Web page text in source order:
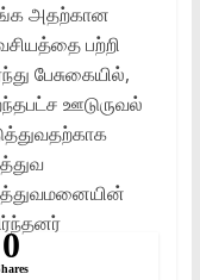
அதற்கான
பற்றி
பேசுகையில்,
ஊடுருவல்
0